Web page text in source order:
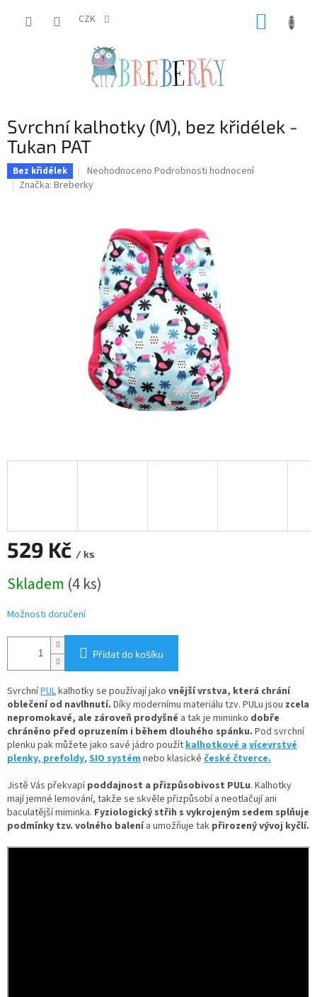
CZK
Svrchní kalhotky (M), bez křidélek -
Tukan PAT
Bez křidélek
Průměrné
hodnocení
hvězdiček.
Neohodnoceno Podrobnosti hodnocení
Značka: Breberky
529 Kč / ks
cena:
Skladem (4 ks)
Možnosti doručení
Přidat do košíku
SvrchníPULkalhotky se používají jako vnější vrstva, která chrání
oblečení od navlhnutí. Díkymodernímu materiálu tzv. PULu jsou zcela
nepromokavé, ale zároveň prodyšné a tak je miminko dobře
chráněno před opruzením i během dlouhého spánku. Pod svrchní
plenku pak můžete jako savé jádro použítkalhotkové avícevrstvé
plenky,prefoldy, SIO systémnebo klasické české čtverce.
Jistě Vás překvapípoddajnost a přizpůsobivost PULu. Kalhotky
mají jemné lemování, takže se skvěle přizpůsobí a neotlačují ani
baculatější miminka. Fyziologický střih s vykrojeným sedem splňuje
podmínky tzv. volného balenía umožňuje tak přirozený vývoj kyčlí.